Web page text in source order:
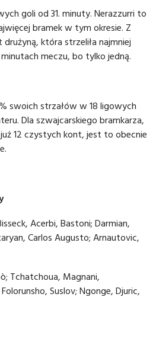
goli od 31. minuty. Nerazzurri to
bramek w tym okresie. Z
która strzeliła najmniej
meczu, bo tylko jedną.
swoich strzałów w 18 ligowych
Dla szwajcarskiego bramkarza,
12 czystych kont, jest to obecnie
Acerbi, Bastoni; Darmian,
Carlos Augusto; Arnautovic,
Tchatchoua, Magnani,
Suslov; Ngonge, Djuric,